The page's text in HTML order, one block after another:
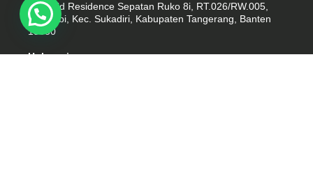
Emerald Residence Sepatan Ruko 8i, RT.026/RW.005,
Kosambi, Kec. Sukadiri, Kabupaten Tangerang, Banten
15530
Hubungi